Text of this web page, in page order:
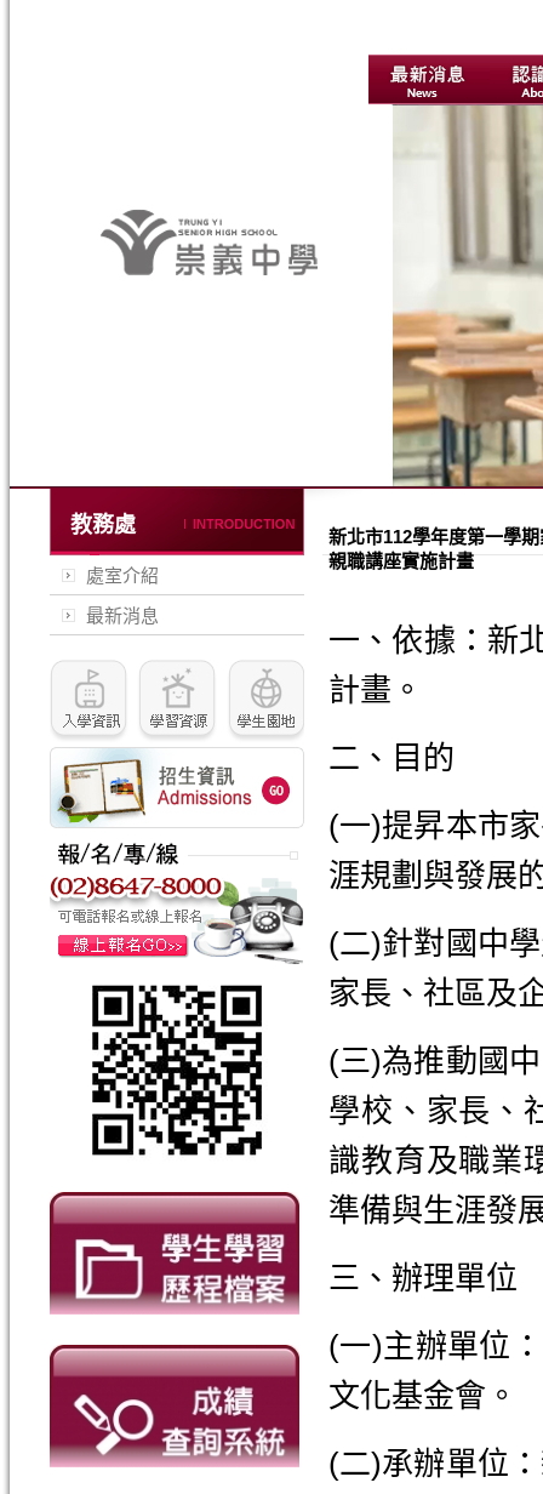
教務處
處室介紹
最新消息
新北市112學年度第一學
親職講座實施計畫
一、依據：新
計畫。
二、目的
(一)提昇本市
涯規劃與發展
(二)針對國中
家長、社區及
(三)為推動國
學校、家長、
識教育及職業
準備與生涯發
三、辦理單位
(一)主辦單位
文化基金會。
(二)承辦單位